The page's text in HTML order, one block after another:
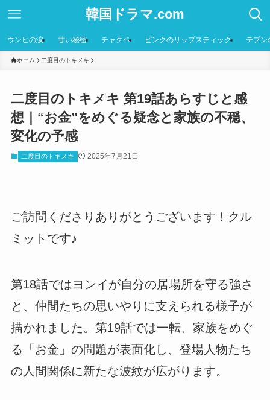
韓国ドラマ.com
ウンヒの涙 甘い秘密 チャクペ ピンクのリップスティック テプン
ホーム 二度目のトキメキ
二度目のトキメキ 第19話あらすじと感
想｜“お金”をめぐる疑念と家族の不穏、
変化の予感
二度目のトキメキ 2025年7月21日
ご訪問くださりありがとうございます！クル
ミットです♪
第18話ではヨンイが自分の居場所を守る強さ
と、仲間たちの思いやりに支えられる様子が
描かれました。第19話では一転、家族をめぐ
る「お金」の問題が表面化し、登場人物たち
の人間関係に新たな波紋が広がります。